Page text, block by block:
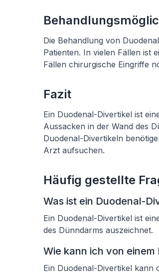
Die Behandlung von
Patienten. In vielen Fällen ist
Fällen chirurgische Eingriffe
Fazit
Ein Duodenal-Divertikel ist
Aussacken in der Wand des
Duodenal-Divertikeln
Arzt aufsuchen.
Häufig gestellte
Was ist ein Duodenal-
Ein Duodenal-Divertikel ist
des Dünndarms auszeichnet.
Wie kann ich von
Ein Duodenal-Divertikel kann